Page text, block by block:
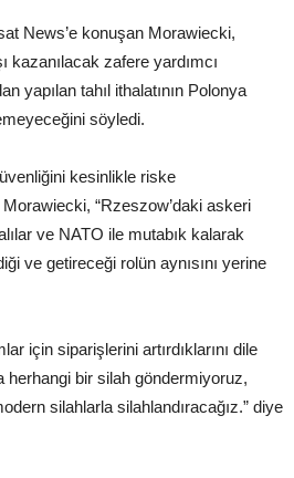
News’e konuşan Morawiecki,
kazanılacak zafere yardımcı
yapılan tahıl ithalatının Polonya
söyledi.
kesinlikle riske
Morawiecki, “Rzeszow’daki askeri
ve NATO ile mutabık kalarak
ve getireceği rolün aynısını yerine
için siparişlerini artırdıklarını dile
herhangi bir silah göndermiyoruz,
silahlarla silahlandıracağız.” diye